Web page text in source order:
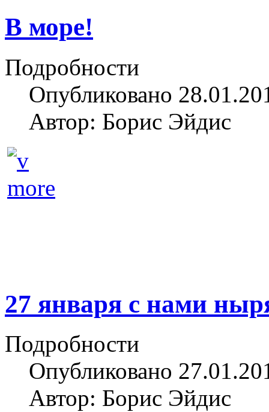
В море!
Подробности
Опубликовано
Автор: Борис Эйдис
27 января с нами
Подробности
Опубликовано
Автор: Борис Эйдис